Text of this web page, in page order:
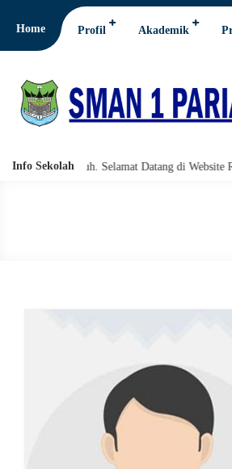
Home Profil Akademik
Info Sekolah
wabarakatuh. Selamat Datang di Website